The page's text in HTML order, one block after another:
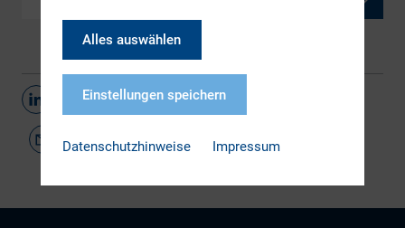
Teilen
Alles auswählen
Einstellungen speichern
Datenschutzhinweise Impressum